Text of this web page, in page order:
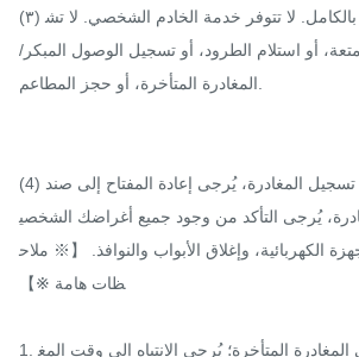
(٣) هذه غرفة خدمة ذاتية بالكامل. لا تتوفر خدمة الخادم الشخصي. لا تش
أو استلام الطرود، أو تسجيل الوصول المبكر/
المغادرة المتأخرة، أو حجز المطاعم.
(4) إجراءات المغادرة: بعد تسجيل المغادرة، يُرجى إعادة المفتاح إلى صند
يُرجى التأكد من وجود جميع أغراضك الشخصي
الكهربائية، وإغلاق الأبواب والنوافذ. 【※ ملاح
ظات هامة ※】
1. سيتم فرض رسوم على المغادرة المتأخرة؛ يُرجى الانتباه إلى وقت المغ